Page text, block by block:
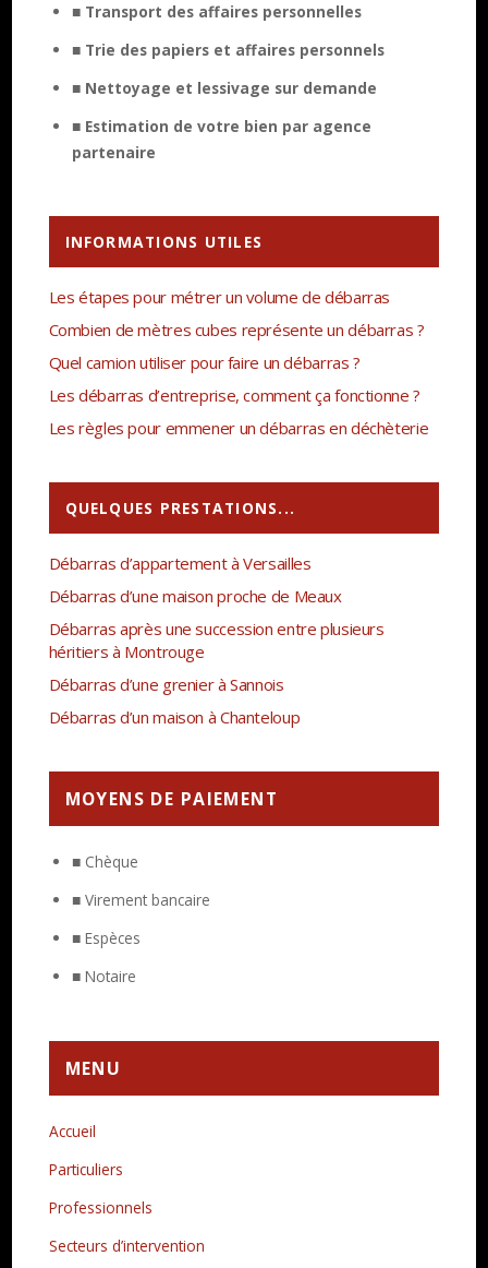
■ Transport des affaires personnelles
■ Trie des papiers et affaires personnels
■ Nettoyage et lessivage sur demande
■ Estimation de votre bien par agence
partenaire
INFORMATIONS UTILES
Les étapes pour métrer un volume de débarras
Combien de mètres cubes représente un débarras ?
Quel camion utiliser pour faire un débarras ?
Les débarras d’entreprise, comment ça fonctionne ?
Les règles pour emmener un débarras en déchèterie
QUELQUES PRESTATIONS...
Débarras d’appartement à Versailles
Débarras d’une maison proche de Meaux
Débarras après une succession entre plusieurs
héritiers à Montrouge
Débarras d’une grenier à Sannois
Débarras d’un maison à Chanteloup
MOYENS DE PAIEMENT
■ Chèque
■ Virement bancaire
■ Espèces
■ Notaire
MENU
Accueil
Particuliers
Professionnels
Secteurs d’intervention